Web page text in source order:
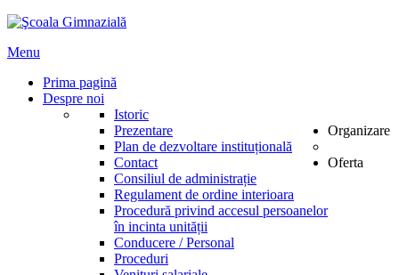
Menu
Prima pagină
Despre noi
Istoric
Prezentare
Plan de dezvoltare instituțională
Contact
Organizare
Consiliul de administrație
Regulament de ordine interioara
Procedură privind accesul persoanelor
în incinta unității
Conducere / Personal
Proceduri
Oferta